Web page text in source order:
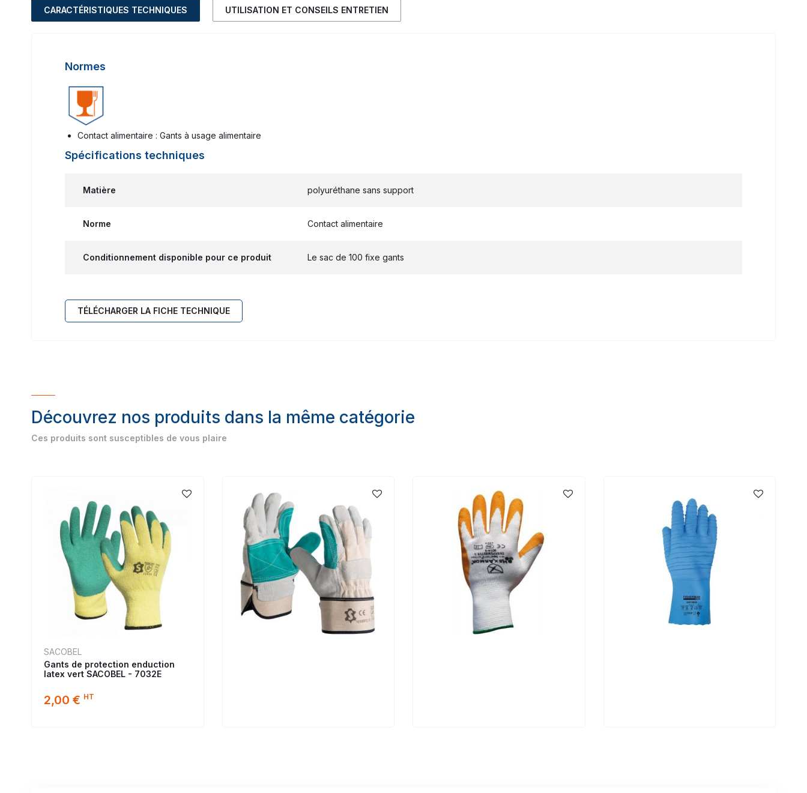
CARACTÉRISTIQUES TECHNIQUES UTILISATION ET CONSEILS ENTRETIEN
Normes
Contact alimentaire : Gants à usage alimentaire
Spécifications techniques
Matière polyuréthane sans support
Norme Contact alimentaire
Conditionnement disponible pour ce produit Le sac de 100 fixe gants
TÉLÉCHARGER LA FICHE TECHNIQUE
Découvrez nos produits dans la même catégorie
Ces produits sont susceptibles de vous plaire
SACOBEL
Gants de protection enduction
latex vert SACOBEL - 7032E
2,00 € HT